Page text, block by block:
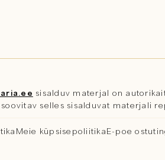
sisalduv materjal on
selles sisalduvat materjali
Meie küpsisepoliitikaE-poe